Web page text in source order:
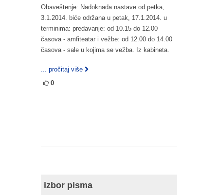
Obaveštenje: Nadoknada nastave od petka,
3.1.2014. biće održana u petak, 17.1.2014. u
terminima: predavanje: od 10.15 do 12.00
časova - amfiteatar i vežbe: od 12.00 do 14.00
časova - sale u kojima se vežba. Iz kabineta.
... pročitaj više
0
izbor pisma